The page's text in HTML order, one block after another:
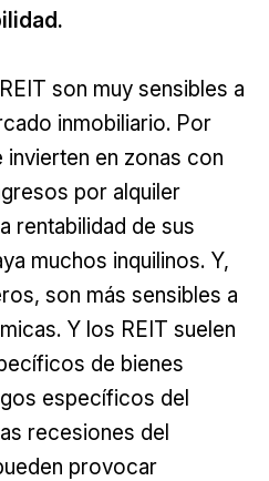
son muy sensibles a
inmobiliario. Por
en zonas con
por alquiler
rentabilidad de sus
muchos inquilinos. Y,
son más sensibles a
Y los REIT suelen
de bienes
específicos del
recesiones del
provocar